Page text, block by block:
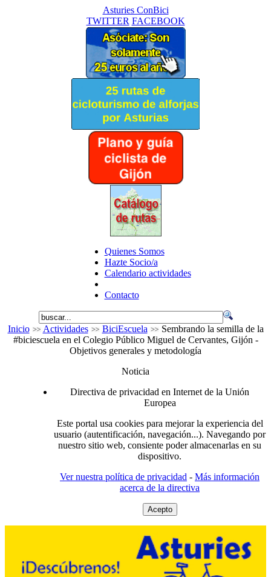
Asturies ConBici
TWITTER FACEBOOK
Quienes Somos
Hazte Socio/a
Calendario actividades
Contacto
Inicio Actividades BiciEscuela
Sembrando la semilla de la
#biciescuela en el Colegio Público Miguel de Cervantes, Gijón -
Objetivos generales y metodología
Noticia
Directiva de privacidad en Internet de la Unión
Europea
Este portal usa cookies para mejorar la experiencia del
usuario (autentificación, navegación...). Navegando por
nuestro sitio web, consiente poder almacenarlas en su
dispositivo.
Ver nuestra política de privacidad - Más información
acerca de la directiva
Acepto